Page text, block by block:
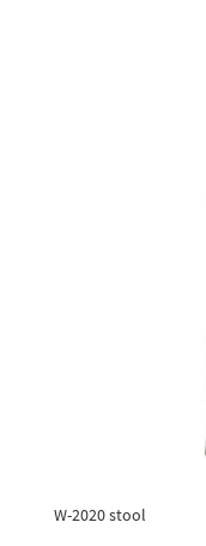
W-2020 stool